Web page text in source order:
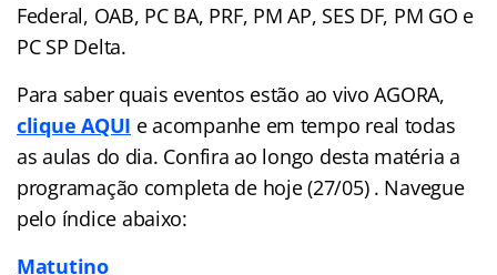
Federal, OAB, PC BA, PRF, PM AP, SES DF, PM GO e
PC SP Delta.
Para saber quais eventos estão ao vivo AGORA,
clique AQUI e acompanhe em tempo real todas
as aulas do dia. Confira ao longo desta matéria a
programação completa de hoje (27/05) . Navegue
pelo índice abaixo:
Matutino